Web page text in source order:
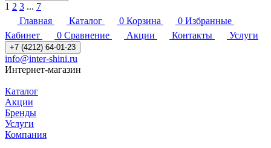
1 2 3 ... 7
Главная
Каталог 0 Корзина 0 Избранные
Кабинет
0 Сравнение Акции Контакты Услуги
+7 (4212) 64-01-23
info@inter-shini.ru
Интернет-магазин
Каталог
Акции
Бренды
Услуги
Компания